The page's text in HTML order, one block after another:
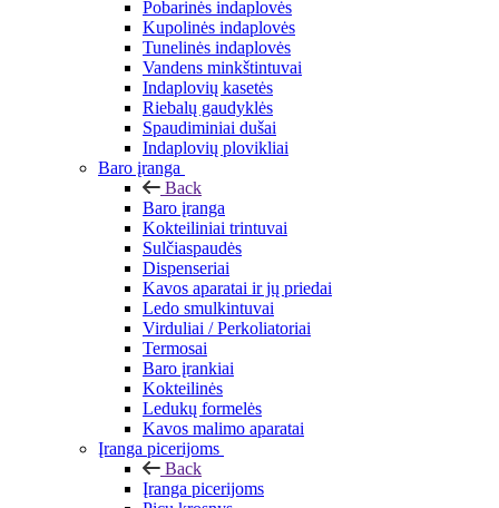
Pobarinės indaplovės
Kupolinės indaplovės
Tunelinės indaplovės
Vandens minkštintuvai
Indaplovių kasetės
Riebalų gaudyklės
Spaudiminiai dušai
Indaplovių plovikliai
Baro įranga
Back
Baro įranga
Kokteiliniai trintuvai
Sulčiaspaudės
Dispenseriai
Kavos aparatai ir jų priedai
Ledo smulkintuvai
Virduliai / Perkoliatoriai
Termosai
Baro įrankiai
Kokteilinės
Ledukų formelės
Kavos malimo aparatai
Įranga picerijoms
Back
Įranga picerijoms